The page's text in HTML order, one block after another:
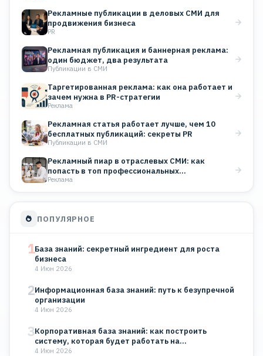
Рекламные публикации в деловых СМИ для
продвижения бизнеса
PR
Рекламная публикация и баннерная реклама:
один бюджет, два результата
Публикации в СМИ
Таргетированная реклама: как она работает и
зачем нужна в PR-стратегии
Реклама
Рекламная статья работает лучше, чем 10
бесплатных публикаций: секреты PR
Публикации в СМИ
Рекламный пиар в отраслевых СМИ: как
попасть в топ профессиональных…
Реклама
ПОПУЛЯРНОЕ
1База знаний: секретный ингредиент для роста
бизнеса
4 Июн 2026
2Информационная база знаний: путь к безупречной
организации
4 Июн 2026
3Корпоративная база знаний: как построить
систему, которая будет работать на…
4 Июн 2026